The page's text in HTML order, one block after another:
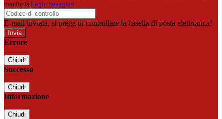
tramite la Login Spaggiari
E-mail inviata, si prega di controllare la casella di posta elettronica!
Errore
Chiudi
Successo
Chiudi
Informazione
Chiudi